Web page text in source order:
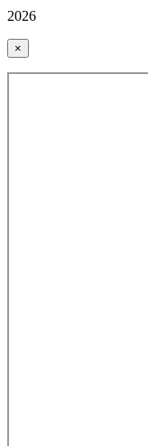
2026
×